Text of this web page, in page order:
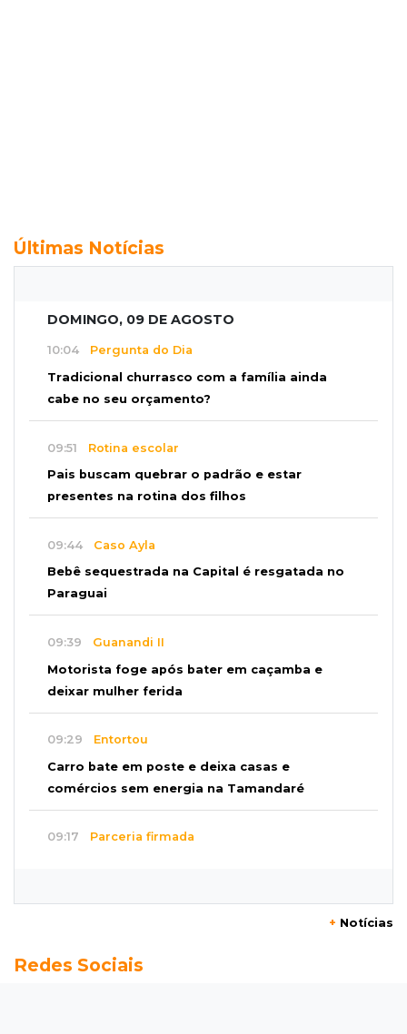
Últimas Notícias
DOMINGO, 09 DE AGOSTO
10:04 Pergunta do Dia
Tradicional churrasco com a família ainda
cabe no seu orçamento?
09:51 Rotina escolar
Pais buscam quebrar o padrão e estar
presentes na rotina dos filhos
09:44 Caso Ayla
Bebê sequestrada na Capital é resgatada no
Paraguai
09:39 Guanandi II
Motorista foge após bater em caçamba e
deixar mulher ferida
09:29 Entortou
Carro bate em poste e deixa casas e
comércios sem energia na Tamandaré
09:17 Parceria firmada
Homem morre e três ficam feridos em
+ Notícias
Redes Sociais